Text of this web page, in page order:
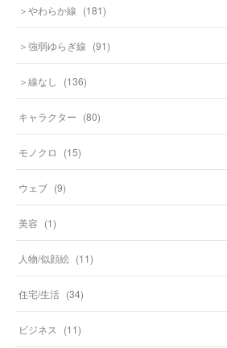
＞やわらか線 (181)
＞強弱ゆらぎ線 (91)
＞線なし (136)
キャラクター (80)
モノクロ (15)
ウェブ (9)
美容 (1)
人物/似顔絵 (11)
住宅/生活 (34)
ビジネス (11)